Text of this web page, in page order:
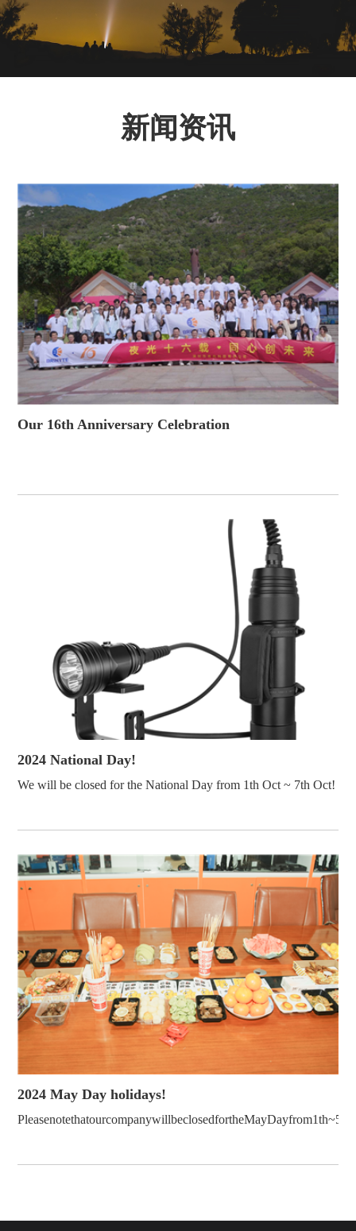
新闻资讯
Our 16th Anniversary Celebration
2024 National Day!
We will be closed for the National Day from 1th Oct ~ 7th Oct!
2024 May Day holidays!
PleasenotethatourcompanywillbeclosedfortheMayDayfrom1th~5th!